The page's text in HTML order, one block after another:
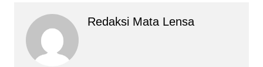
Redaksi Mata Lensa